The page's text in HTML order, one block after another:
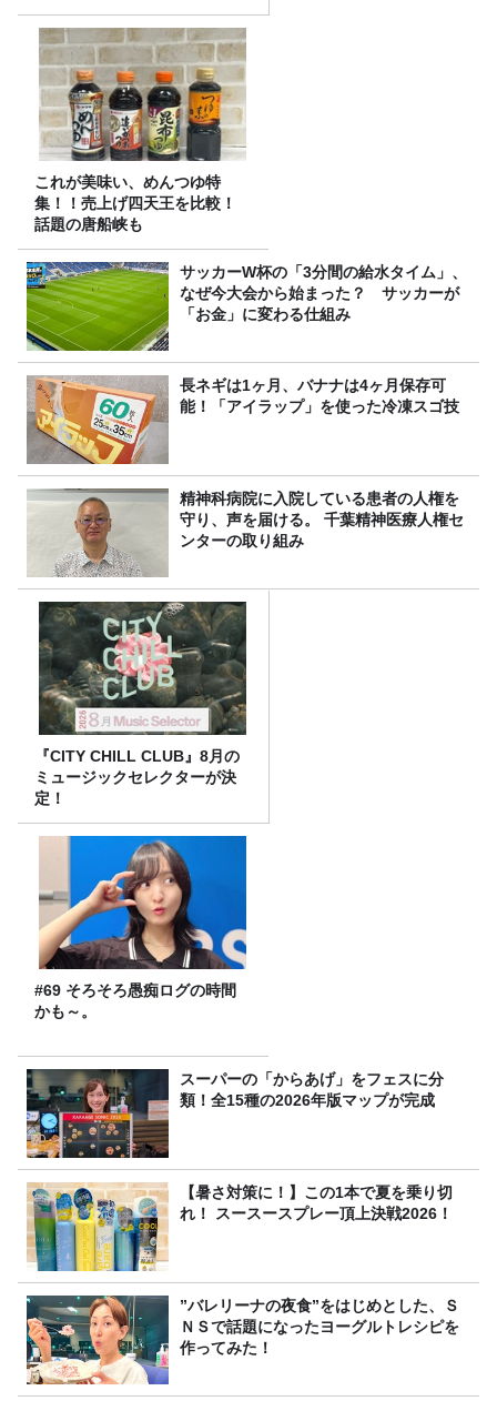
これが美味い、めんつゆ特
集！！売上げ四天王を比較！
話題の唐船峡も
サッカーW杯の「3分間の給水タイム」、
なぜ今大会から始まった？ サッカーが
「お金」に変わる仕組み
長ネギは1ヶ月、バナナは4ヶ月保存可
能！「アイラップ」を使った冷凍スゴ技
精神科病院に入院している患者の人権を
守り、声を届ける。 千葉精神医療人権セ
ンターの取り組み
『CITY CHILL CLUB』8月の
ミュージックセレクターが決
定！
#69 そろそろ愚痴ログの時間
かも～。
スーパーの「からあげ」をフェスに分
類！全15種の2026年版マップが完成
【暑さ対策に！】この1本で夏を乗り切
れ！ スースースプレー頂上決戦2026！
”バレリーナの夜食”をはじめとした、Ｓ
ＮＳで話題になったヨーグルトレシピを
作ってみた！